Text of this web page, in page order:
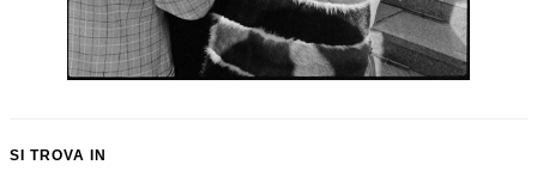
SI TROVA IN